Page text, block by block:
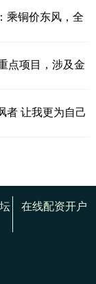
乘铜价东风，全
点项目，涉及金
者 让我更为自己
在线配资开户